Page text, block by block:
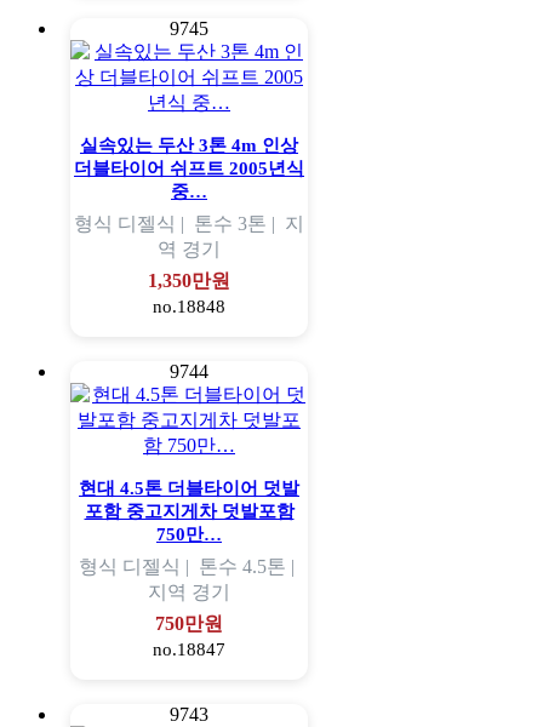
9745
실속있는 두산 3톤 4m 인상
더블타이어 쉬프트 2005년식
중…
형식 디젤식 | 톤수 3톤 | 지
역 경기
1,350만원
no.18848
9744
현대 4.5톤 더블타이어 덧발
포함 중고지게차 덧발포함
750만…
형식 디젤식 | 톤수 4.5톤 |
지역 경기
750만원
no.18847
9743